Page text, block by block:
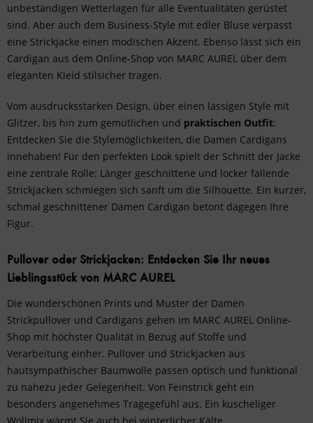
unbeständigen Wetterlagen für alle Eventualitäten gerüstet
sind. Aber auch dem Business-Style mit edler Bluse verpasst
eine Strickjacke einen modischen Akzent. Ebenso lässt sich ein
Cardigan aus dem Online-Shop von MARC AUREL über dem
eleganten Kleid stilsicher tragen.
Vom ausdrucksstarken Design, über einen lässigen Style mit
Glitzer, bis hin zum gemütlichen und praktischen Outfit:
Entdecken Sie die Stylemöglichkeiten, die Damen Cardigans
innehaben! Für den perfekten Look spielt der Schnitt der Jacke
eine zentrale Rolle: Länger geschnittene und locker fallende
Strickjacken schmiegen sich sanft um die Silhouette. Ein kurzer,
schmal geschnittener Damen Cardigan betont dagegen Ihre
Figur.
Pullover oder Strickjacken: Entdecken Sie Ihr neues
Lieblingsstück von MARC AUREL
Die wunderschönen Prints und Muster der Damen
Strickpullover und Cardigans gehen im MARC AUREL Online-
Shop mit höchster Qualität in Bezug auf Stoffe und
Verarbeitung einher. Pullover und Strickjacken aus
hautsympathischer Baumwolle passen optisch und funktional
zu nahezu jeder Gelegenheit. Von Feinstrick geht ein
besonders angenehmes Tragegefühl aus. Ein kuscheliger
Wollmix wärmt Sie auch bei winterlicher Kälte.